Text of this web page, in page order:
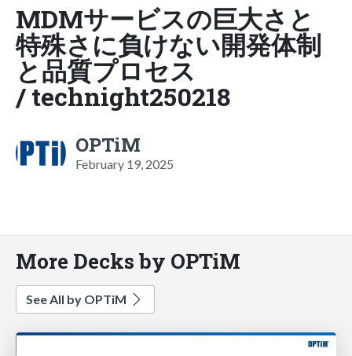
MDMサービスの巨大さと
特殊さに負けない開発体制
と品質プロセス
/ technight250218
OPTiM
February 19, 2025
More Decks by OPTiM
See All by OPTiM